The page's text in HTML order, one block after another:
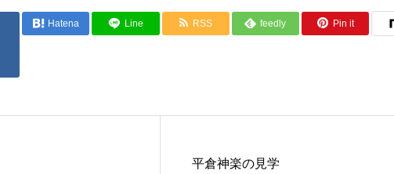
Hatena Line RSS feedly Pin it
平倉神楽の見学